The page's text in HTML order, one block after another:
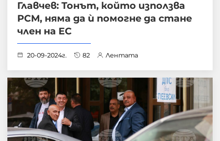
Главчев: Тонът, който използва
РСМ, няма да ѝ помогне да стане
член на ЕС
20-09-2024г. 82 Лентата